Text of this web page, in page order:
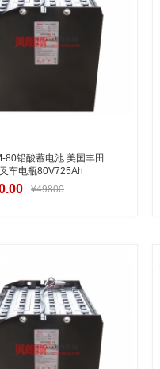
80铅酸蓄电池 美国丰田
车电瓶80V725Ah
¥49800